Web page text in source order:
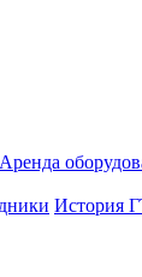
Аренда
История